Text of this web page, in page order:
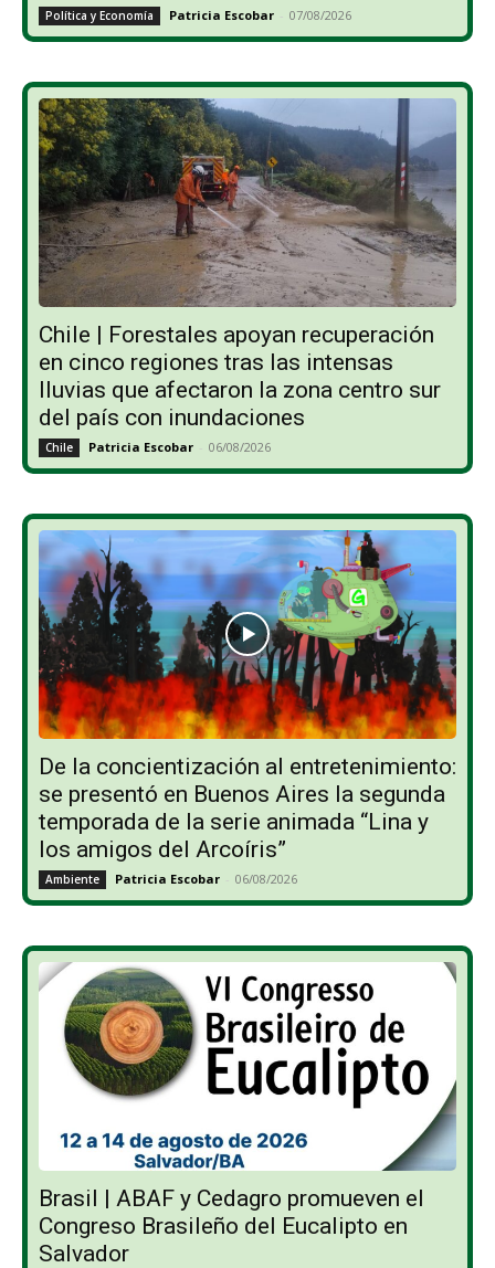
Política y Economía Patricia Escobar - 07/08/2026
Chile | Forestales apoyan recuperación
en cinco regiones tras las intensas
lluvias que afectaron la zona centro sur
del país con inundaciones
Chile Patricia Escobar - 06/08/2026
De la concientización al entretenimiento:
se presentó en Buenos Aires la segunda
temporada de la serie animada “Lina y
los amigos del Arcoíris”
Ambiente Patricia Escobar - 06/08/2026
Brasil | ABAF y Cedagro promueven el
Congreso Brasileño del Eucalipto en
Salvador